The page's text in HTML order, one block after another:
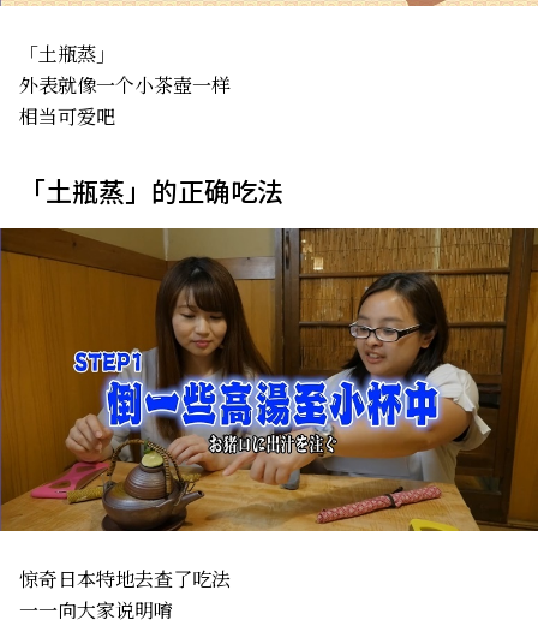
「土瓶蒸」
外表就像一个小茶壺一样
相当可爱吧
「土瓶蒸」的正确吃法
惊奇日本特地去查了吃法
一一向大家说明唷